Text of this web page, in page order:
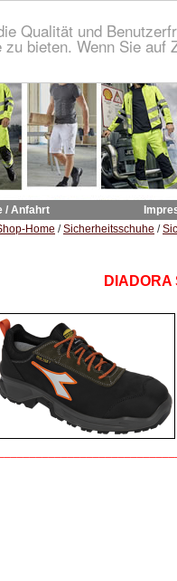
Qualität und
bieten. Wenn Sie
/ Anfahrt
Home /Sicherheitsschuhe /